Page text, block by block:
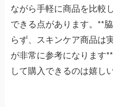
ながら手軽に商品を比較
できる点があります。**
らず、スキンケア商品は
が非常に参考になります
して購入できるのは嬉し